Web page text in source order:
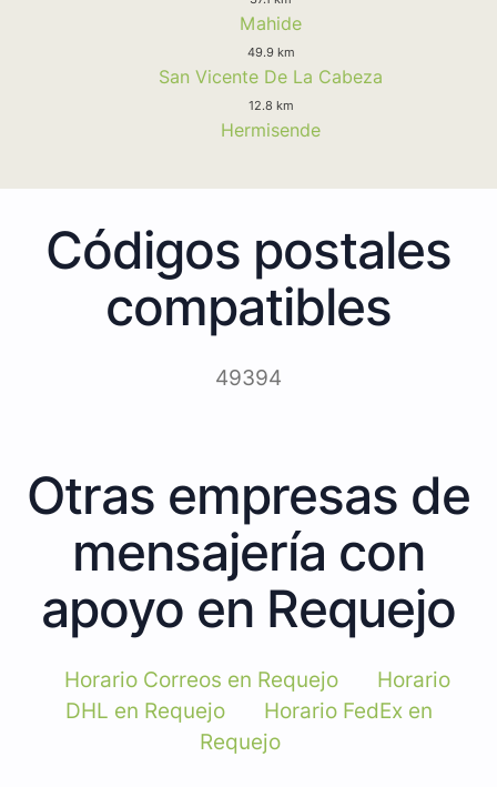
Mahide
49.9 km
San Vicente De La Cabeza
12.8 km
Hermisende
Códigos postales
compatibles
49394
Otras empresas de
mensajería con
apoyo en Requejo
Horario Correos en Requejo
Horario
DHL en Requejo
Horario FedEx en
Requejo